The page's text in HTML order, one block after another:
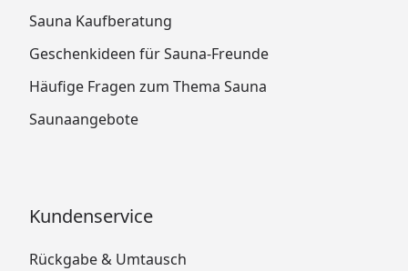
Sauna Kaufberatung
Geschenkideen für Sauna-Freunde
Häufige Fragen zum Thema Sauna
Saunaangebote
Kundenservice
Rückgabe & Umtausch